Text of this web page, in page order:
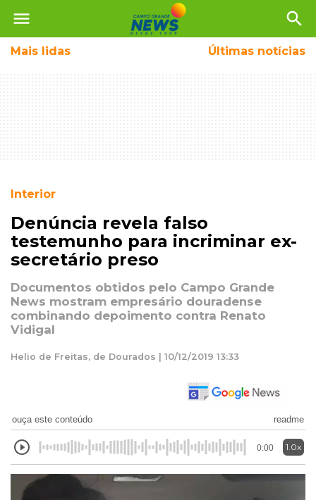
menu search
Mais lidas Últimas notícias
Interior
Denúncia revela falso
testemunho para incriminar ex-
secretário preso
Documentos obtidos pelo Campo Grande
News mostram empresário douradense
combinando depoimento contra Renato
Vidigal
Helio de Freitas, de Dourados | 10/12/2019 13:33
ouça este conteúdo readme
0:00 1.0x